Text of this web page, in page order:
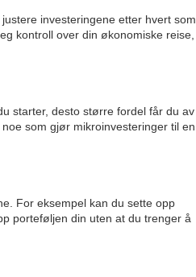
investeringene etter hvert som
kontroll over din økonomiske reise,
starter, desto større fordel får du av
som gjør mikroinvesteringer til en
For eksempel kan du sette opp
porteføljen din uten at du trenger å